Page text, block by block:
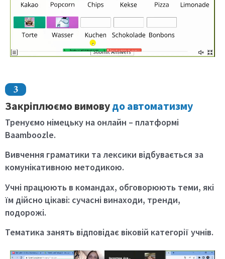
Закріплюємо вимовудо автоматизму
Тренуємо німецьку на онлайн – платформі
Baamboozle.
Вивчення граматики та лексики відбувається за
комунікативною методикою.
Учні працюють в командах, обговорюють теми, які
їм дійсно цікаві: сучасні винаходи, тренди,
подорожі.
Тематика занять відповідає віковій категорії учнів.